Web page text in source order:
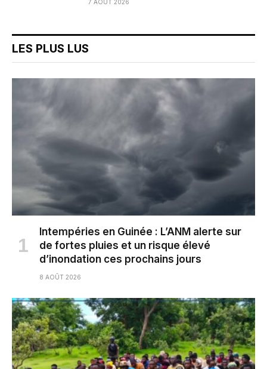
7 AOÛT 2026
LES PLUS LUS
Intempéries en Guinée : L’ANM alerte sur
de fortes pluies et un risque élevé
d’inondation ces prochains jours
8 AOÛT 2026